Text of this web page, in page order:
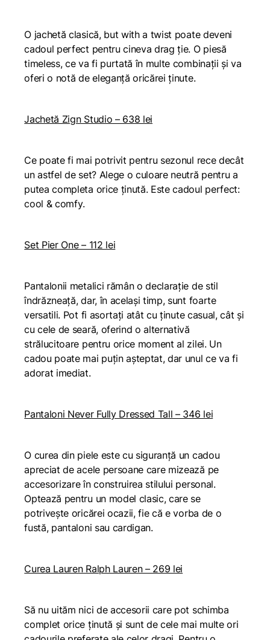
O jachetă clasică, but with a twist poate deveni
cadoul perfect pentru cineva drag ție. O piesă
timeless, ce va fi purtată în multe combinații și va
oferi o notă de eleganță oricărei ținute.
Jachetă Zign Studio – 638 lei
Ce poate fi mai potrivit pentru sezonul rece decât
un astfel de set? Alege o culoare neutră pentru a
putea completa orice ținută. Este cadoul perfect:
cool & comfy.
Set Pier One – 112 lei
Pantalonii metalici rămân o declarație de stil
îndrăzneață, dar, în același timp, sunt foarte
versatili. Pot fi asortați atât cu ținute casual, cât și
cu cele de seară, oferind o alternativă
strălucitoare pentru orice moment al zilei. Un
cadou poate mai puțin așteptat, dar unul ce va fi
adorat imediat.
Pantaloni Never Fully Dressed Tall – 346 lei
O curea din piele este cu siguranță un cadou
apreciat de acele persoane care mizează pe
accesorizare în construirea stilului personal.
Optează pentru un model clasic, care se
potrivește oricărei ocazii, fie că e vorba de o
fustă, pantaloni sau cardigan.
Curea Lauren Ralph Lauren – 269 lei
Să nu uităm nici de accesorii care pot schimba
complet orice ținută și sunt de cele mai multe ori